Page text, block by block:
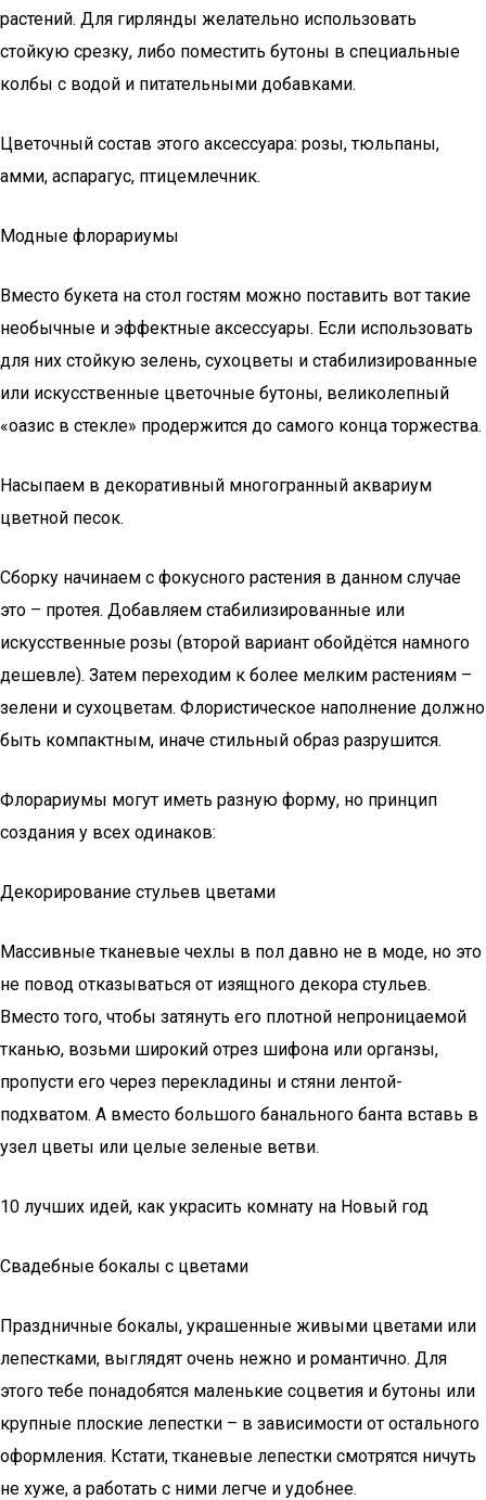
растений. Для гирлянды желательно использовать
стойкую срезку, либо поместить бутоны в специальные
колбы с водой и питательными добавками.
Цветочный состав этого аксессуара: розы, тюльпаны,
амми, аспарагус, птицемлечник.
Модные флорариумы
Вместо букета на стол гостям можно поставить вот такие
необычные и эффектные аксессуары. Если использовать
для них стойкую зелень, сухоцветы и стабилизированные
или искусственные цветочные бутоны, великолепный
«оазис в стекле» продержится до самого конца торжества.
Насыпаем в декоративный многогранный аквариум
цветной песок.
Сборку начинаем с фокусного растения в данном случае
это – протея. Добавляем стабилизированные или
искусственные розы (второй вариант обойдётся намного
дешевле). Затем переходим к более мелким растениям –
зелени и сухоцветам. Флористическое наполнение должно
быть компактным, иначе стильный образ разрушится.
Флорариумы могут иметь разную форму, но принцип
создания у всех одинаков:
Декорирование стульев цветами
Массивные тканевые чехлы в пол давно не в моде, но это
не повод отказываться от изящного декора стульев.
Вместо того, чтобы затянуть его плотной непроницаемой
тканью, возьми широкий отрез шифона или органзы,
пропусти его через перекладины и стяни лентой-
подхватом. А вместо большого банального банта вставь в
узел цветы или целые зеленые ветви.
10 лучших идей, как украсить комнату на Новый год
Свадебные бокалы с цветами
Праздничные бокалы, украшенные живыми цветами или
лепестками, выглядят очень нежно и романтично. Для
этого тебе понадобятся маленькие соцветия и бутоны или
крупные плоские лепестки – в зависимости от остального
оформления. Кстати, тканевые лепестки смотрятся ничуть
не хуже, а работать с ними легче и удобнее.